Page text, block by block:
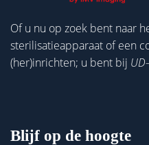
Of u nu op zoek bent naar
sterilisatieapparaat of een
(her)inrichten; u bent bij UD
Blijf op de hoogte